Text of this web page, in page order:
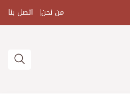
من نحن اتصل بنا